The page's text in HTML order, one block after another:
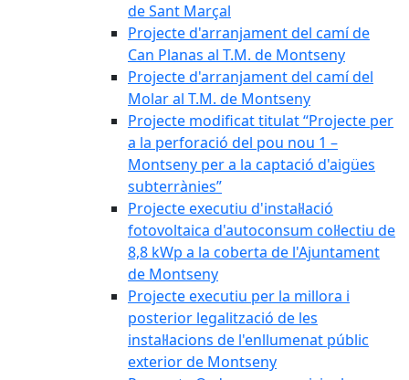
de Sant Marçal
Projecte d'arranjament del camí de
Can Planas al T.M. de Montseny
Projecte d'arranjament del camí del
Molar al T.M. de Montseny
Projecte modificat titulat “Projecte per
a la perforació del pou nou 1 –
Montseny per a la captació d'aigües
subterrànies”
Projecte executiu d'instal·lació
fotovoltaica d'autoconsum col·lectiu de
8,8 kWp a la coberta de l'Ajuntament
de Montseny
Projecte executiu per la millora i
posterior legalització de les
instal·lacions de l'enllumenat públic
exterior de Montseny